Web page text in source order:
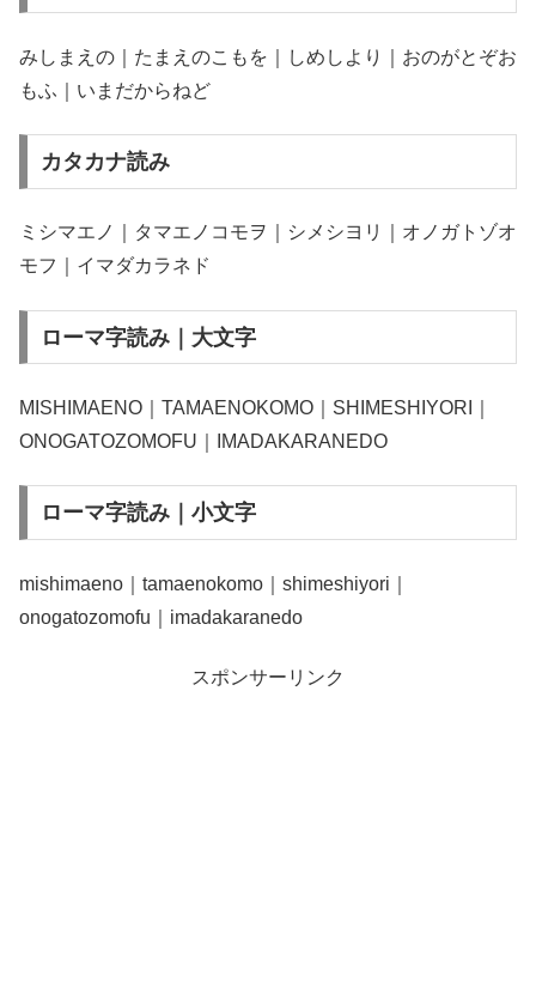
みしまえの｜たまえのこもを｜しめしより｜おのがとぞお
もふ｜いまだからねど
カタカナ読み
ミシマエノ｜タマエノコモヲ｜シメシヨリ｜オノガトゾオ
モフ｜イマダカラネド
ローマ字読み｜大文字
MISHIMAENO｜TAMAENOKOMO｜SHIMESHIYORI｜
ONOGATOZOMOFU｜IMADAKARANEDO
ローマ字読み｜小文字
mishimaeno｜tamaenokomo｜shimeshiyori｜
onogatozomofu｜imadakaranedo
スポンサーリンク